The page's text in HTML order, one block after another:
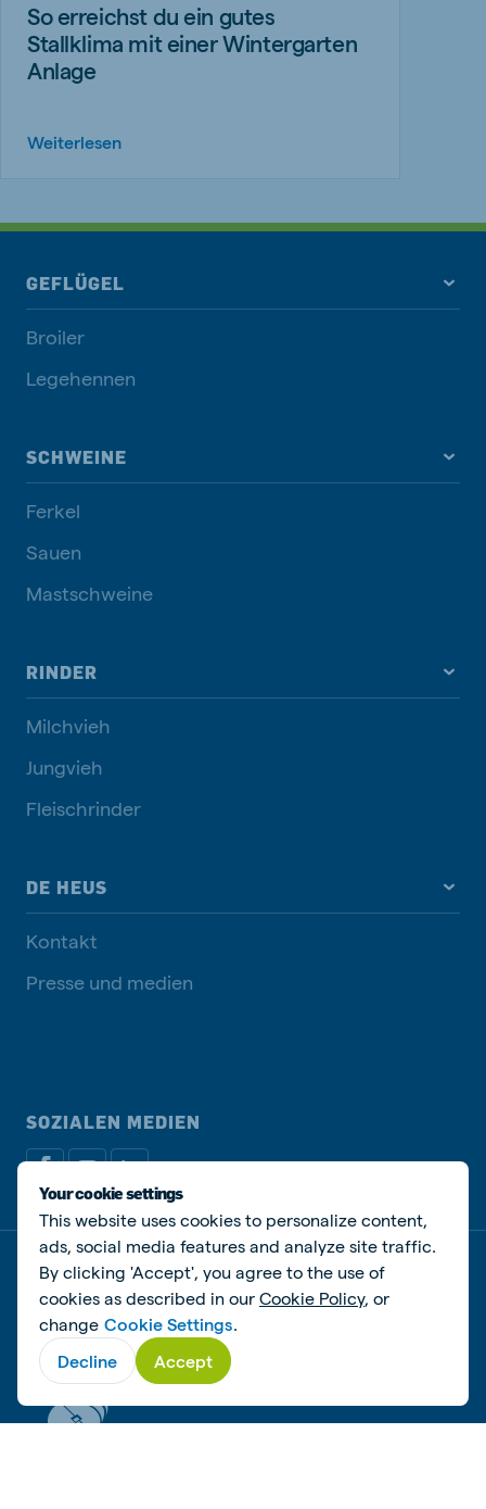
So erreichst du ein gutes
Stallklima mit einer Wintergarten
Anlage
Weiterlesen
GEFLÜGEL
Broiler
Legehennen
SCHWEINE
Ferkel
Sauen
Mastschweine
RINDER
Milchvieh
Jungvieh
Fleischrinder
DE HEUS
Kontakt
Presse und medien
SOZIALEN MEDIEN
Datenschutzerklärung Cookie-ErklärungImpressum
Cookies verwalten
© De Heus Voeders B.V.
Your cookie settings
This website uses cookies to personalize content,
ads, social media features and analyze site traffic.
By clicking 'Accept', you agree to the use of
cookies as described in our Cookie Policy, or
change Cookie Settings.
Decline
Accept